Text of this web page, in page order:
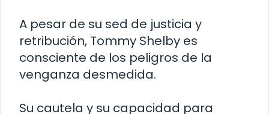
A pesar de su sed de justicia y
retribución, Tommy Shelby es
consciente de los peligros de la
venganza desmedida.
Su cautela y su capacidad para